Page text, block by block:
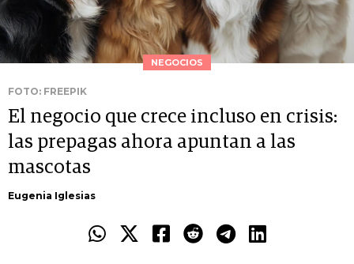
NEGOCIOS
FOTO: FREEPIK
El negocio que crece incluso en crisis:
las prepagas ahora apuntan a las
mascotas
Eugenia Iglesias